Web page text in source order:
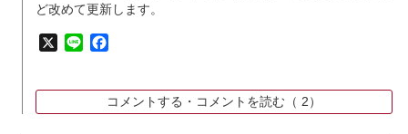
ど改めて更新します。
X Line
コメントする・コメントを読む（ 2）